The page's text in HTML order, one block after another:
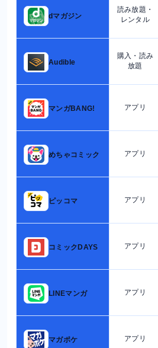
dマガジン
読み放題・
レンタル
Audible
購入・読み
放題
マンガBANG! アプリ
めちゃコミック アプリ
ピッコマ アプリ
コミックDAYS アプリ
LINEマンガ アプリ
マガポケ アプリ